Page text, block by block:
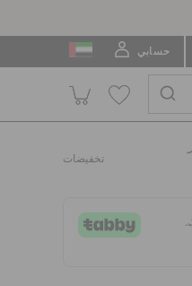
حسابي
تخفيضات